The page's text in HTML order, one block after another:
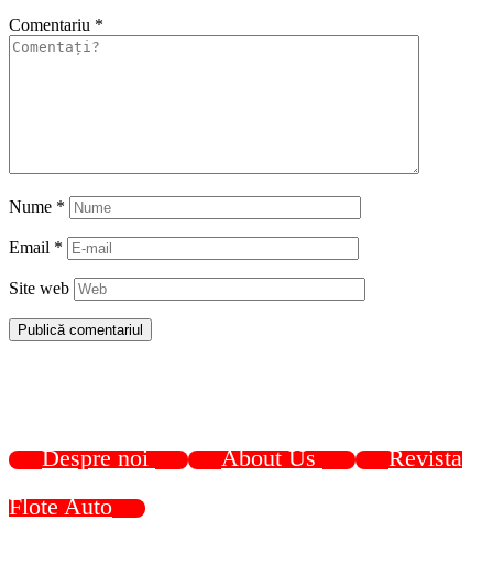
Comentariu *
Nume *
Email *
Site web
Despre noi About Us
Revista
Flote Auto